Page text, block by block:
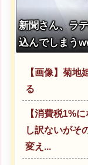
新聞さん、ラ
込んでしまう
【画像】菊地
る
【消費税1%
し訳ないがそ
変え...